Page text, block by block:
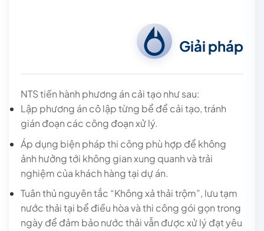
Giải pháp
NTS tiến hành phương án cải tạo như sau:
Lập phương án cô lập từng bể để cải tạo, tránh
gián đoạn các công đoạn xử lý.
Áp dụng biện pháp thi công phù hợp để không
ảnh hưởng tới không gian xung quanh và trải
nghiệm của khách hàng tại dự án.
Tuân thủ nguyên tắc “Không xả thải trộm”, lưu tạm
nước thải tại bể điều hòa và thi công gói gọn trong
ngày để đảm bảo nước thải vẫn được xử lý đạt yêu